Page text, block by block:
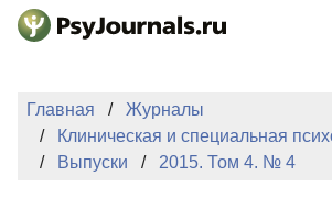
Перейти к основному содержанию
НОВОСТИ
АВТОРЫ
Главная
Журналы
Клиническая и специальная
Выпуски
2015. Том 4. № 4